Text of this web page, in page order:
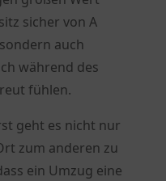
sicher von A
auch
während des
fühlen.
geht es nicht nur
zum anderen zu
ein Umzug eine